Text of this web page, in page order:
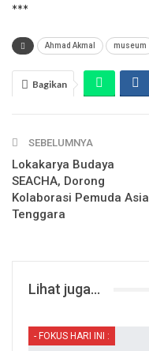
***
Ahmad Akmal museum
Bagikan
SEBELUMNYA
Lokakarya Budaya
SEACHA, Dorong
Kolaborasi Pemuda Asia
Tenggara
Lihat juga...
- FOKUS HARI INI :